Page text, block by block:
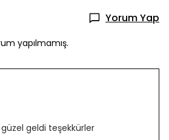
Yorum Yap
yapılmamış.
geldi teşekkürler